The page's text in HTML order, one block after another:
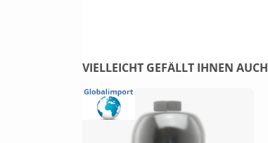
VIELLEICHT GEFÄLLT IHNEN AUCH